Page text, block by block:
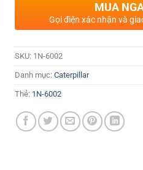
MUA
Gọi điện xác nhận và
SKU: 1N-6002
Danh mục:Caterpillar
Thẻ: 1N-6002